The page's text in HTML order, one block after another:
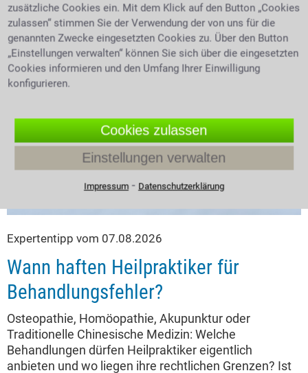
Expertentipp vom 07.08.2026
Wann haften Heilpraktiker für
Behandlungsfehler?
Osteopathie, Homöopathie, Akupunktur oder
Traditionelle Chinesische Medizin: Welche
Behandlungen dürfen Heilpraktiker eigentlich
anbieten und wo liegen ihre rechtlichen Grenzen? Ist
zusätzliche Cookies ein. Mit dem Klick auf den Button „Cookies
zulassen“ stimmen Sie der Verwendung der von uns für die
genannten Zwecke eingesetzten Cookies zu. Über den Button
„Einstellungen verwalten“ können Sie sich über die eingesetzten
Cookies informieren und den Umfang Ihrer Einwilligung
konfigurieren.
Cookies zulassen
Einstellungen verwalten
Impressum⁃ Datenschutzerklärung